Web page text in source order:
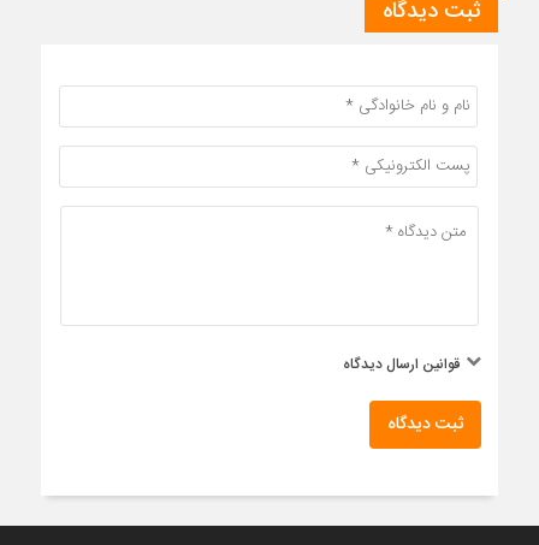
ثبت دیدگاه
قوانین ارسال دیدگاه
ثبت دیدگاه